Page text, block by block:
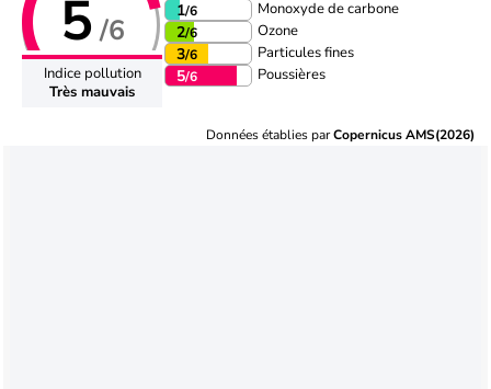
5 /6
Indice pollution
Très mauvais
1/6 Monoxyde de carbone
2/6 Ozone
3/6 Particules fines
5/6 Poussières
Données établies parCopernicus AMS(2026)